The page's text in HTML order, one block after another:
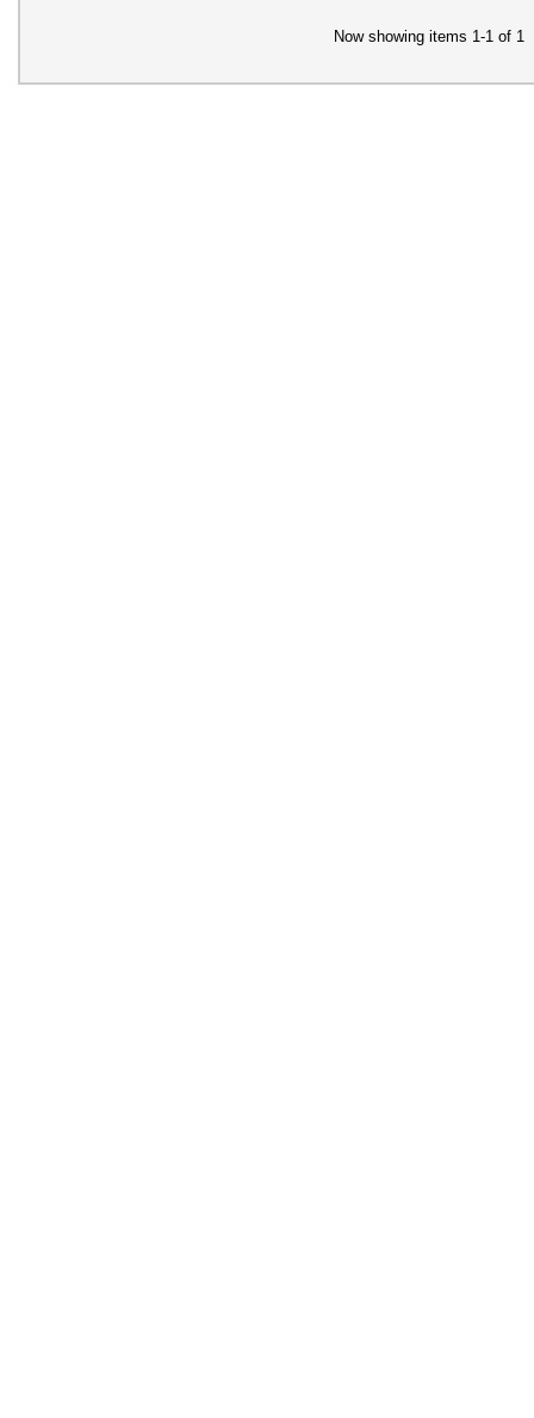
Now showing items 1-1 of 1